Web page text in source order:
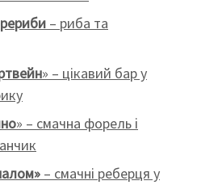
– риба та
» – цікавий бар у
» – смачна форель і
– смачні реберця у